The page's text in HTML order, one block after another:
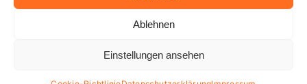
Ablehnen
Einstellungen ansehen
© 2026 - Wiesbadenaktuell ...online besser informiert!